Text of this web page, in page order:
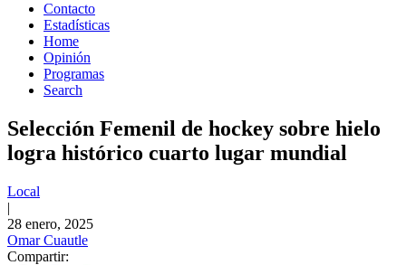
Contacto
Estadísticas
Home
Opinión
Programas
Search
Selección Femenil de hockey sobre hielo
logra histórico cuarto lugar mundial
Local
|
28 enero, 2025
Omar Cuautle
Compartir: